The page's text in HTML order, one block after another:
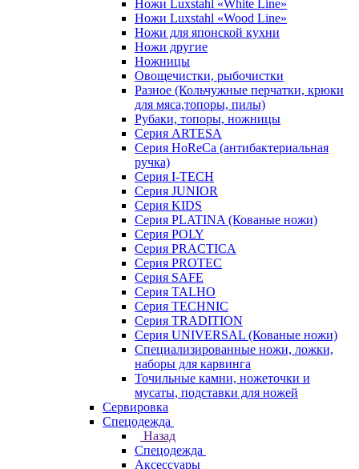
Ножи Luxstahl «White Line»
Ножи Luxstahl «Wood Line»
Ножи для японской кухни
Ножи другие
Ножницы
Овощечистки, рыбочистки
Разное (Кольчужные перчатки, крюки
для мяса,топоры, пилы)
Рубаки, топоры, ножницы
Серия ARTESA
Серия HoReCa (антибактериальная
ручка)
Серия I-TECH
Серия JUNIOR
Серия KIDS
Серия PLATINA (Кованые ножи)
Серия POLY
Серия PRACTICA
Серия PROTEC
Серия SAFE
Серия TALHO
Серия TECHNIC
Серия TRADITION
Серия UNIVERSAL (Кованые ножи)
Специализированные ножи, ложки,
наборы для карвинга
Точильные камни, ножеточки и
мусаты, подставки для ножей
Сервировка
Спецодежда
Назад
Спецодежда
Аксессуары